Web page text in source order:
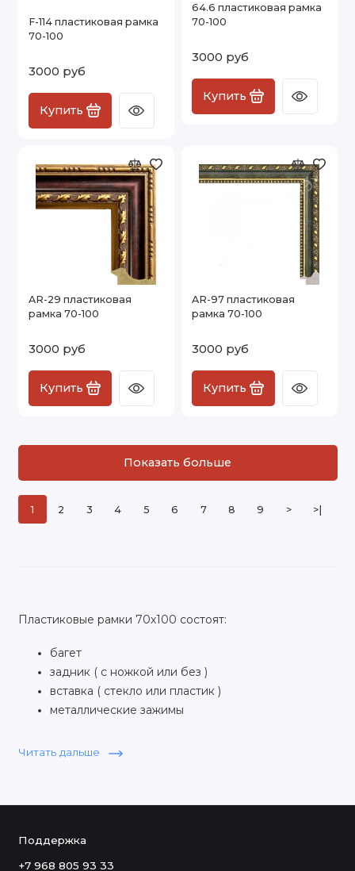
F-114 пластиковая рамка
70-100
3000 руб
Купить
64.6 пластиковая рамка
70-100
3000 руб
Купить
AR-29 пластиковая
рамка 70-100
3000 руб
Купить
AR-97 пластиковая
рамка 70-100
3000 руб
Купить
1 2 3 4 5 6 7 8 9 > >|
Показать больше
Пластиковые рамки 70х100 состоят:
багет
задник ( с ножкой или без )
вставка ( стекло или пластик )
металлические зажимы
изготовлены в ручную на Итальянском оборудовании,
Читать дальше
Поддержка
+7 968 805 93 33